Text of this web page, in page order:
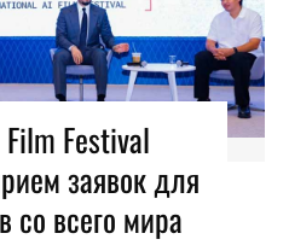
Festival
заявок для
со всего мира